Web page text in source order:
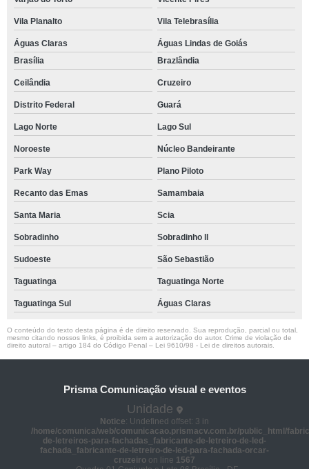
Vila Planalto Vila Telebrasília
Águas Claras
Águas Lindas de Goiás
Brasília
Brazlândia
Ceilândia Cruzeiro
Distrito Federal Guará
Lago Norte Lago Sul
Noroeste Núcleo Bandeirante
Park Way Plano Piloto
Recanto das Emas Samambaia
Santa Maria Scia
Sobradinho Sobradinho ll
Sudoeste São Sebastião
Taguatinga Taguatinga Norte
Taguatinga Sul Águas Claras
O conteúdo do texto desta página é de direito reservado. Sua reprodução, parcial ou total,
mesmo citando nossos links, é proibida sem a autorização do autor. Crime de violação de
direito autoral – artigo 184 do Código Penal – Lei 9610/98 - Lei de direitos autorais
Prisma Comunicação visual e eventos
Unidade
Notice: Undefined offset: 3 in
/home/comunica/web/comunicacao.prismacv.com.br/public_html/
de-letreiros-para-fachadas_fabricante-de-letreiro-de-led-
fachada_fabricante-de-letreiro-de-led-para-fachada-orcar-
cruzeiro on line 1567